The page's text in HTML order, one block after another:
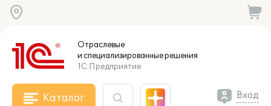
Отраслевые
и специализированныерешения
1С:Предприятие
Каталог Вход